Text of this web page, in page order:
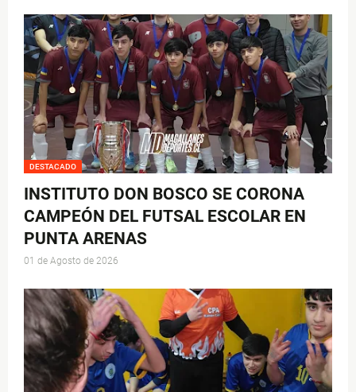
DESTACADO
INSTITUTO DON BOSCO SE CORONA
CAMPEÓN DEL FUTSAL ESCOLAR EN
PUNTA ARENAS
01 de Agosto de 2026